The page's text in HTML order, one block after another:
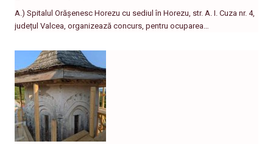
A.) Spitalul Orășenesc Horezu cu sediul în Horezu, str. A. I. Cuza nr. 4,
județul Valcea, organizează concurs, pentru ocuparea…